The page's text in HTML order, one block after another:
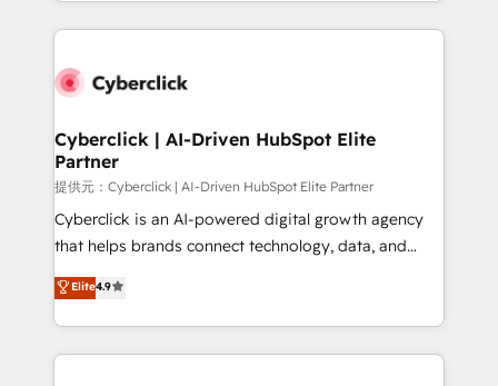
HubSpot projects for mid-market and enterprise
combine HubSpot, data, and AI to design connected
and technology for predictable, scalable revenue
growth. Our expertise spans RevOps, CRM and data
architecture, AI enablement, and strategic marketing,
delivered through our proprietary FLAIR framework
for responsible AI adoption. As a HubSpot Elite
we blend strategy, creativity, and technology to help
organisations scale smarter and grow stronger.
Cyberclick | AI-Driven HubSpot Elite
Partner
提供元：Cyberclick | AI-Driven HubSpot Elite Partner
Cyberclick is an AI-powered digital growth agency
that helps brands connect technology, data, and
creativity to achieve measurable results. Founded in
Barcelona and operating across Spain, LATAM, and
the UK, we support global companies in building
smarter marketing, sales, and customer success
Elite4.9